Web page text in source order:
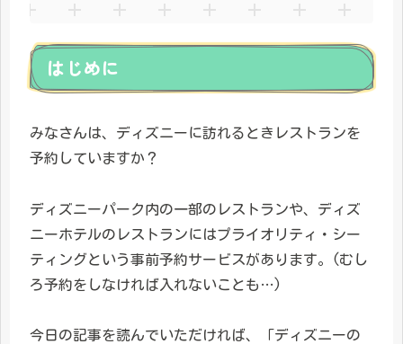
はじめに
みなさんは、ディズニーに訪れるときレストランを
予約していますか？
ディズニーパーク内の一部のレストランや、ディズ
ニーホテルのレストランにはプライオリティ・シー
ティングという事前予約サービスがあります。(むし
ろ予約をしなければ入れないことも…)
今日の記事を読んでいただければ、「ディズニーの